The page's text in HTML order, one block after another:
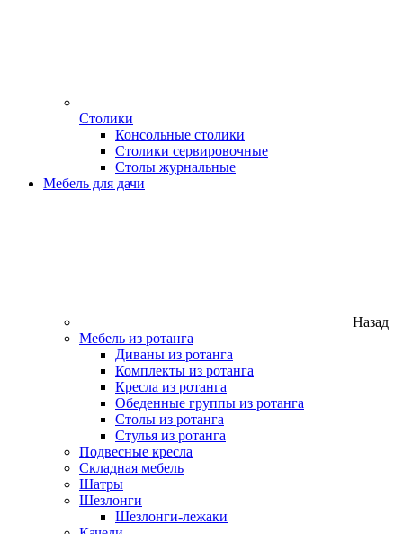
Столики
Консольные столики
Столики сервировочные
Столы журнальные
Мебель для дачи
Назад
Мебель из ротанга
Диваны из ротанга
Комплекты из ротанга
Кресла из ротанга
Обеденные группы из ротанга
Столы из ротанга
Стулья из ротанга
Подвесные кресла
Складная мебель
Шатры
Шезлонги
Шезлонги-лежаки